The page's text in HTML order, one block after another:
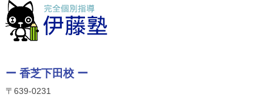
ー 香芝下田校 ー
〒639-0231